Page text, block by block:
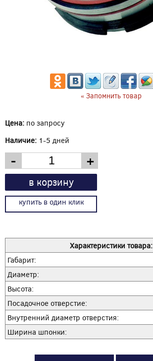
« Запомнить товар
Цена: по запросу
Наличие: 1-5 дней
- +
в корзину
купить в один клик
Характеристики товара:
Габарит:
Диаметр:
Высота:
Посадочное отверстие:
Внутренний диаметр отверстия:
Ширина шпонки: